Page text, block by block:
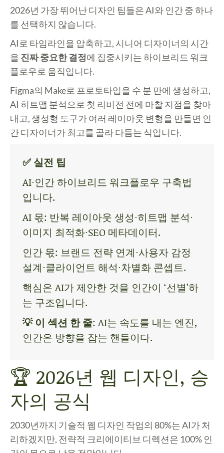
2026년 가장 뛰어난 디자인 팀들은 AI와 인간 중 하나
를 선택하지 않습니다.
AI로 타임라인을 압축하고, 시니어 디자이너의 시간
을 진짜 중요한 결정에 집중시키는 하이브리드 워크
플로우로 움직입니다.
Figma의 Make로 프로토타입을 수 분 만에 생성하고,
AI 히트맵 분석으로 첫 리비전 전에 마찰 지점을 찾아
내고, 생성형 도구가 여러 레이아웃 변형을 만들면 인
간 디자이너가 최고를 골라 다듬는 식입니다.
✅ 실전 팁
AI·인간 하이브리드 워크플로우 구축법
입니다.
AI 몫: 반복 레이아웃 생성·히트맵 분석·
이미지 최적화·SEO 메타데이터.
인간 몫: 브랜드 전략 연계·사용자 감정
설계·클라이언트 해석·차별화 콘셉트.
핵심은 AI가 제안한 것을 인간이 ‘선별’하
는 구조입니다.
💡 이 섹션 한 줄: AI는 속도를 내는 엔진,
인간은 방향을 잡는 핸들이다.
🏆 2026년 웹 디자인, 승
자의 공식
2030년까지 기술적 웹 디자인 작업의 80%는 AI가 처
리하겠지만, 전략적 크리에이티브 디렉션은 100% 인